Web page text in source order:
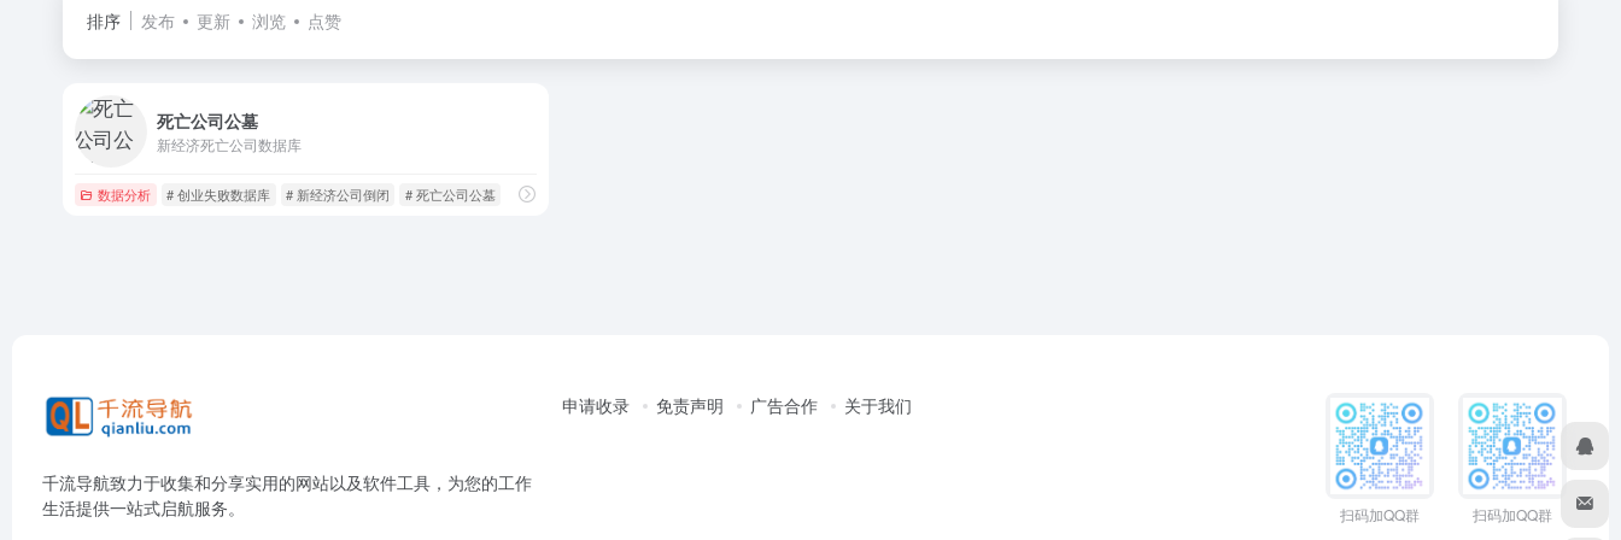
排序 发布 更新 浏览 点赞
死亡公司公墓
新经济死亡公司数据库
数据分析 # 创业失败数据库 # 新经济公司倒闭 # 死亡公司公墓
千流导航致力于收集和分享实用的网站以及软件工具，为您的工作
生活提供一站式启航服务。
申请收录 免责声明 广告合作 关于我们
扫码加QQ群 扫码加QQ群